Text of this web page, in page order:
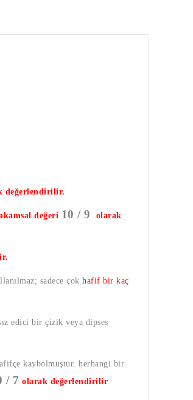
değerlendirilir.
değeri 10 / 9
olarak
sadece çok hafif bir kaç
edici bir çizik veya dipses
kaybolmuştur. herhangi bir
/ 7 olarak değerlendirilir